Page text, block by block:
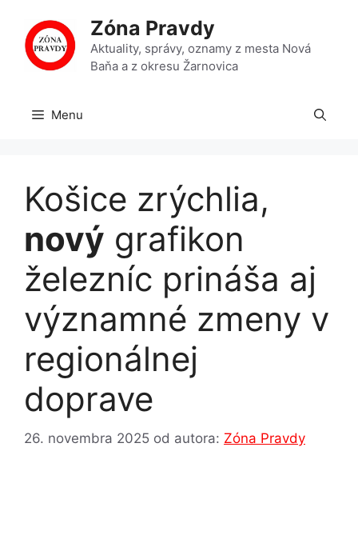
obsah
Zóna Pravdy
Aktuality, správy, oznamy z mesta Nová
Baňa a z okresu Žarnovica
Menu
Košice zrýchlia,
nový grafikon
železníc prináša aj
významné zmeny v
regionálnej
doprave
26. novembra 2025 od autora: Zóna Pravdy